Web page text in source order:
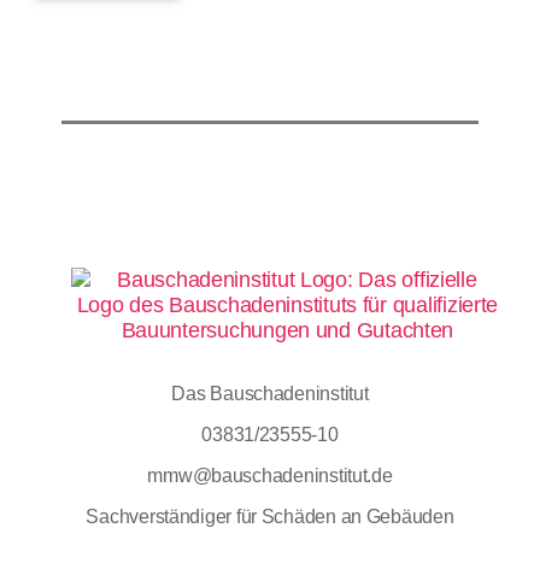
Das Bauschadeninstitut
03831/23555-10
mmw@bauschadeninstitut.de
Sachverständiger für Schäden an Gebäuden